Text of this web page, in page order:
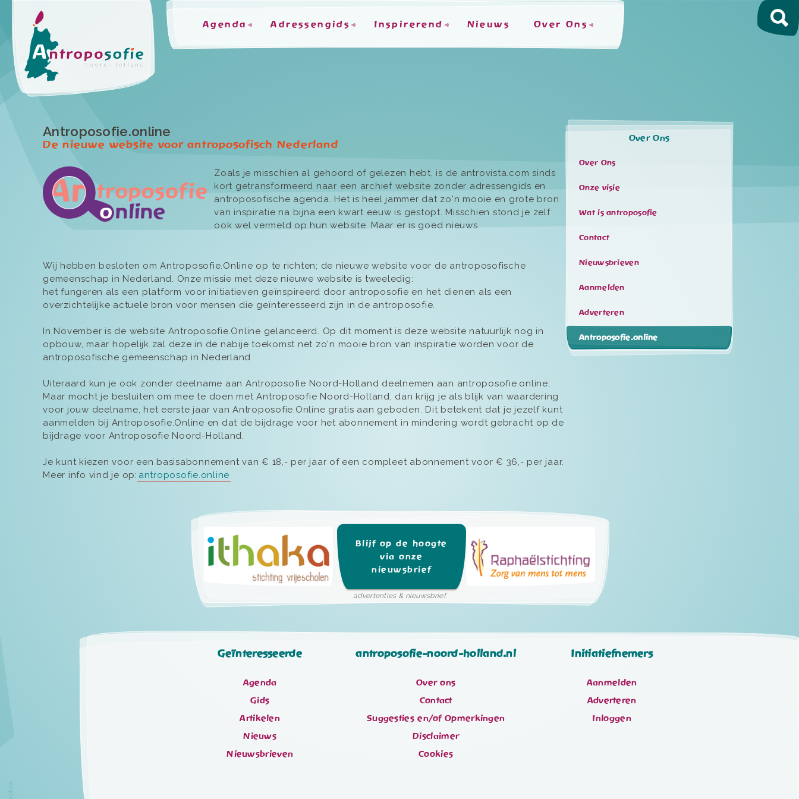
Agenda Adressengids Inspirerend Nieuws Over Ons
Over Ons
Over Ons
Onze visie
Wat is antroposofie
Contact
Nieuwsbrieven
Aanmelden
Adverteren
Antroposofie.online
Antroposofie.online
De nieuwe website voor antroposofisch Nederland
Zoals je misschien al gehoord of gelezen hebt, is de antrovista.com sinds
kort getransformeerd naar een archief website zonder adressengids en
antroposofische agenda. Het is heel jammer dat zo'n mooie en grote bron
van inspiratie na bijna een kwart eeuw is gestopt. Misschien stond je zelf
ook wel vermeld op hun website. Maar er is goed nieuws.
Wij hebben besloten om Antroposofie.Online op te richten; de nieuwe website voor de antroposofische
gemeenschap in Nederland. Onze missie met deze nieuwe website is tweeledig:
het fungeren als een platform voor initiatieven geïnspireerd door antroposofie en het dienen als een
overzichtelijke actuele bron voor mensen die geïnteresseerd zijn in de antroposofie.
In November is de website Antroposofie.Online gelanceerd. Op dit moment is deze website natuurlijk nog in
opbouw, maar hopelijk zal deze in de nabije toekomst net zo'n mooie bron van inspiratie worden voor de
antroposofische gemeenschap in Nederland
Uiteraard kun je ook zonder deelname aan Antroposofie Noord-Holland deelnemen aan antroposofie.online;
Maar mocht je besluiten om mee te doen met Antroposofie Noord-Holland, dan krijg je als blijk van waardering
voor jouw deelname, het eerste jaar van Antroposofie.Online gratis aan geboden. Dit betekent dat je jezelf kunt
aanmelden bij Antroposofie.Online en dat de bijdrage voor het abonnement in mindering wordt gebracht op de
bijdrage voor Antroposofie Noord-Holland.
Je kunt kiezen voor een basisabonnement van € 18,- per jaar of een compleet abonnement voor € 36,- per jaar.
Meer info vind je op: antroposofie.online
Blijf op de hoogte
via onze
nieuwsbrief
advertenties & nieuwsbrief
Geïnteresseerde
Agenda
Gids
Artikelen
Nieuws
Nieuwsbrieven
antroposofie-noord-holland.nl
Over ons
Contact
Suggesties en/of Opmerkingen
Disclaimer
Cookies
Initiatiefnemers
Aanmelden
Adverteren
Inloggen